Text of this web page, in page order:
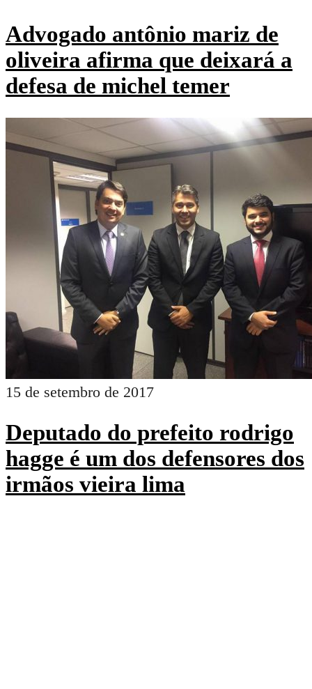
Advogado antônio mariz de
oliveira afirma que deixará a
defesa de michel temer
15 de setembro de 2017
Deputado do prefeito rodrigo
hagge é um dos defensores dos
irmãos vieira lima